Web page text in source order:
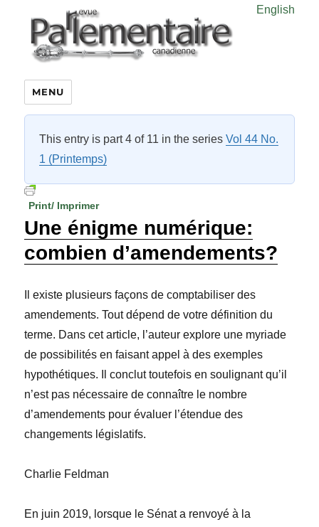
English
MENU
This entry is part 4 of 11 in the seriesVol 44 No.
1 (Printemps)
Print/ Imprimer
Une énigme numérique:
combien d’amendements?
Il existe plusieurs façons de comptabiliser des
amendements. Tout dépend de votre définition du
terme. Dans cet article, l’auteur explore une myriade
de possibilités en faisant appel à des exemples
hypothétiques. Il conclut toutefois en soulignant qu’il
n’est pas nécessaire de connaître le nombre
d’amendements pour évaluer l’étendue des
changements législatifs.
Charlie Feldman
En juin 2019, lorsque le Sénat a renvoyé à la